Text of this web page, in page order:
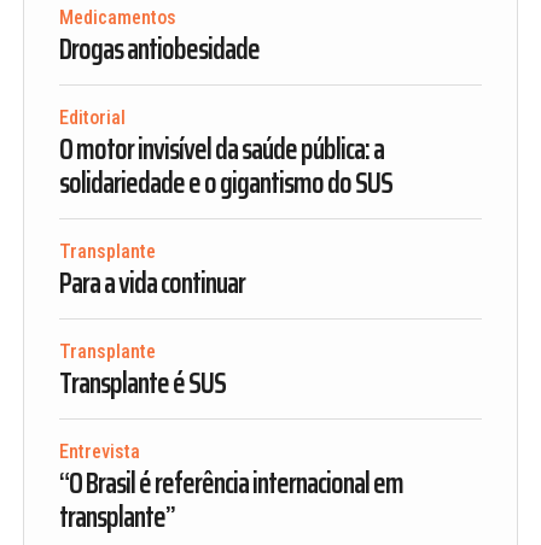
Medicamentos
Drogas antiobesidade
Editorial
O motor invisível da saúde pública: a
solidariedade e o gigantismo do SUS
Transplante
Para a vida continuar
Transplante
Transplante é SUS
Entrevista
“O Brasil é referência internacional em
transplante”